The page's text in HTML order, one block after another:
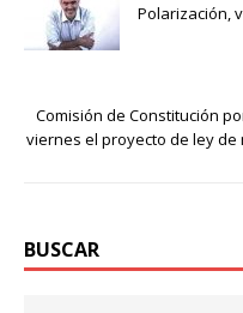
Polarización,
Comisión de Constitución
viernes el proyecto de ley
BUSCAR